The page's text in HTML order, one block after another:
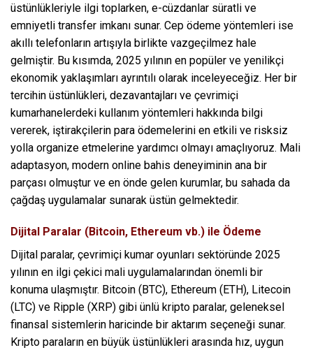
üstünlükleriyle ilgi toplarken, e-cüzdanlar süratli ve
emniyetli transfer imkanı sunar. Cep ödeme yöntemleri ise
akıllı telefonların artışıyla birlikte vazgeçilmez hale
gelmiştir. Bu kısımda, 2025 yılının en popüler ve yenilikçi
ekonomik yaklaşımları ayrıntılı olarak inceleyeceğiz. Her bir
tercihin üstünlükleri, dezavantajları ve çevrimiçi
kumarhanelerdeki kullanım yöntemleri hakkında bilgi
vererek, iştirakçilerin para ödemelerini en etkili ve risksiz
yolla organize etmelerine yardımcı olmayı amaçlıyoruz. Mali
adaptasyon, modern online bahis deneyiminin ana bir
parçası olmuştur ve en önde gelen kurumlar, bu sahada da
çağdaş uygulamalar sunarak üstün gelmektedir.
Dijital Paralar (Bitcoin, Ethereum vb.) ile Ödeme
Dijital paralar, çevrimiçi kumar oyunları sektöründe 2025
yılının en ilgi çekici mali uygulamalarından önemli bir
konuma ulaşmıştır. Bitcoin (BTC), Ethereum (ETH), Litecoin
(LTC) ve Ripple (XRP) gibi ünlü kripto paralar, geleneksel
finansal sistemlerin haricinde bir aktarım seçeneği sunar.
Kripto paraların en büyük üstünlükleri arasında hız, uygun